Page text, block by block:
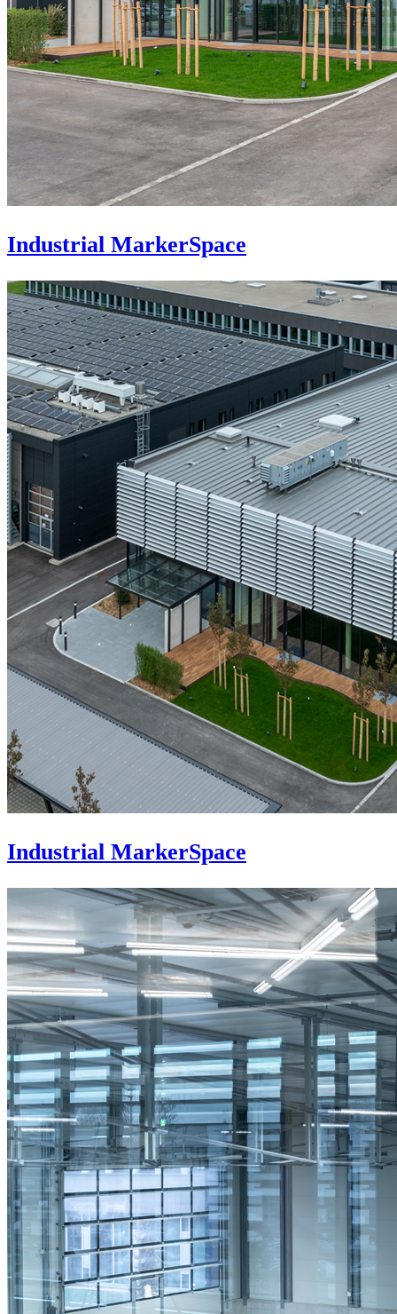
Industrial MarkerSpace
Industrial MarkerSpace